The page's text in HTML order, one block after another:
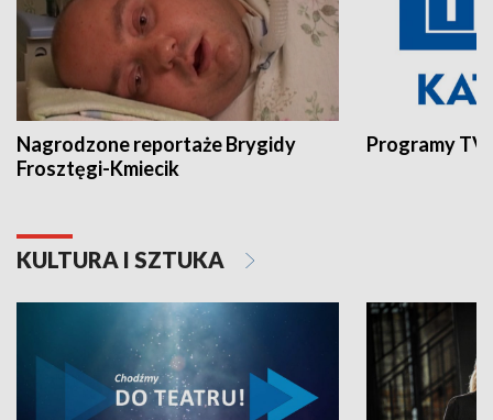
Nagrodzone reportaże Brygidy
Frosztęgi-Kmiecik
Programy
KULTURA I SZTUKA